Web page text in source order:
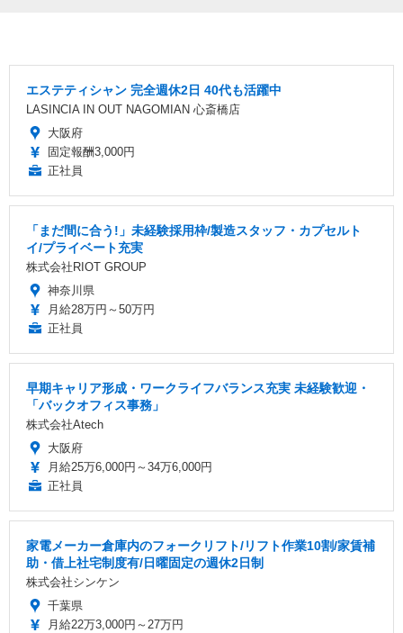
エステティシャン 完全週休2日 40代も活躍中
LASINCIA IN OUT NAGOMIAN 心斎橋店
大阪府
固定報酬3,000円
正社員
「まだ間に合う!」未経験採用枠/製造スタッフ・カプセルト
イ/プライベート充実
株式会社RIOT GROUP
神奈川県
月給28万円～50万円
正社員
早期キャリア形成・ワークライフバランス充実 未経験歓迎・
「バックオフィス事務」
株式会社Atech
大阪府
月給25万6,000円～34万6,000円
正社員
家電メーカー倉庫内のフォークリフト/リフト作業10割/家賃補
助・借上社宅制度有/日曜固定の週休2日制
株式会社シンケン
千葉県
月給22万3,000円～27万円